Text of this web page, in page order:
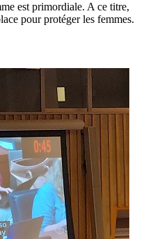
est primordiale. A ce titre,
pour protéger les femmes.